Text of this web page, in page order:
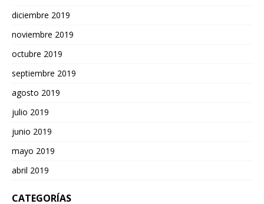
diciembre 2019
noviembre 2019
octubre 2019
septiembre 2019
agosto 2019
julio 2019
junio 2019
mayo 2019
abril 2019
CATEGORÍAS